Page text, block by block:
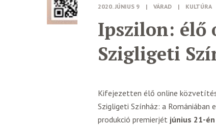
2020. JÚNIUS 9 | VÁRAD | KULTÚRA
Ipszilon: élő
Szigligeti
Kifejezetten élő online
Szigligeti Színház: a Romániában
produkció premierjét június 21-én